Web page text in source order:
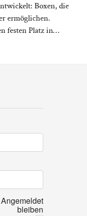
Boxen, die
ermöglichen.
festen Platz in…
Angemeldet
bleiben